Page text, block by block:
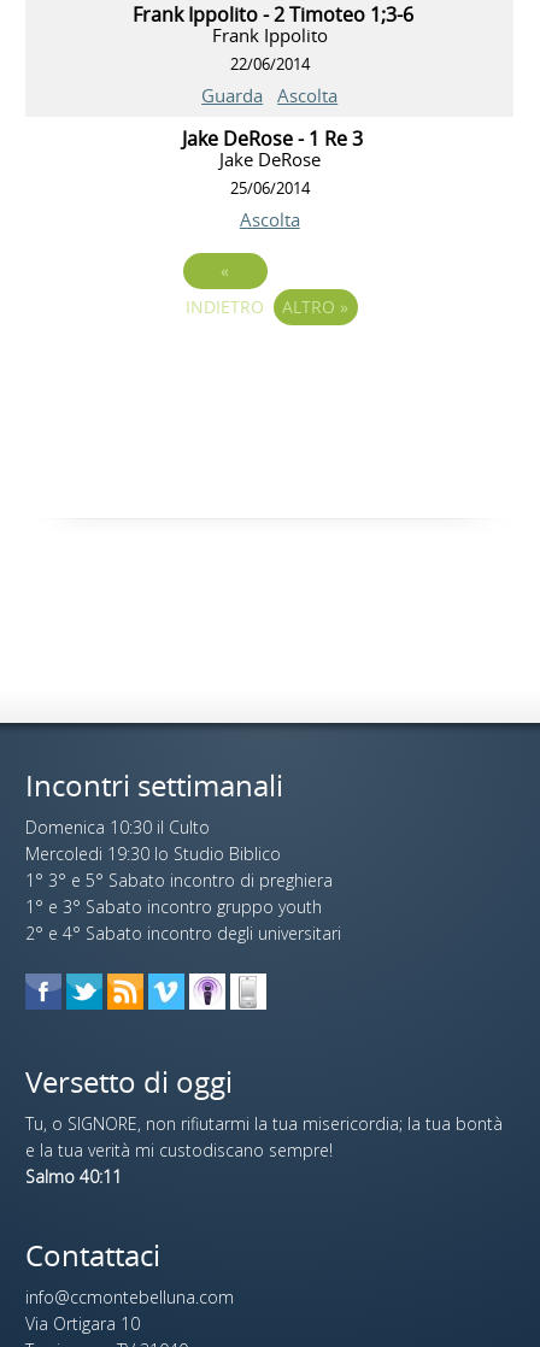
Frank Ippolito - 2 Timoteo 1;3-6
Frank Ippolito
22/06/2014
Guarda Ascolta
Jake DeRose - 1 Re 3
Jake DeRose
25/06/2014
Ascolta
«
INDIETRO
ALTRO »
Incontri settimanali
Domenica 10:30 il Culto
Mercoledi 19:30 lo Studio Biblico
1° 3° e 5° Sabato incontro di preghiera
1° e 3° Sabato incontro gruppo youth
2° e 4° Sabato incontro degli universitari
Versetto di oggi
Tu, o SIGNORE, non rifiutarmi la tua misericordia; la tua bontà
e la tua verità mi custodiscano sempre!
Salmo 40:11
Contattaci
info@ccmontebelluna.com
Via Ortigara 10